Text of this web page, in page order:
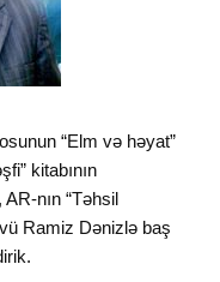
“Elm və həyat”
kitabının
nın “Təhsil
Ramiz Dənizlə baş